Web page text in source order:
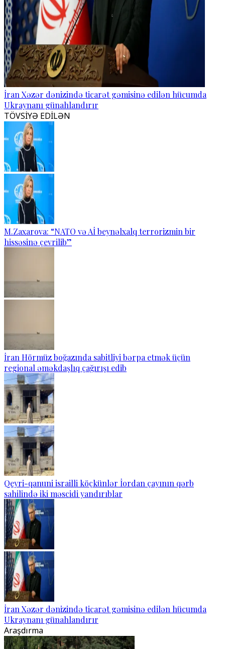
İran Xəzər dənizində ticarət gəmisinə edilən hücumda
Ukraynanı günahlandırır
TÖVSİYƏ EDİLƏN
M.Zaxarova: “NATO və Aİ beynəlxalq terrorizmin bir
hissəsinə çevrilib”
İran Hörmüz boğazında sabitliyi bərpa etmək üçün
regional əməkdaşlıq çağırışı edib
Qeyri-qanuni israilli köçkünlər İordan çayının qərb
sahilində iki məscidi yandırıblar
İran Xəzər dənizində ticarət gəmisinə edilən hücumda
Ukraynanı günahlandırır
Araşdırma